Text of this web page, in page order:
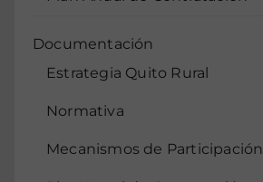
Documentación
Estrategia Quito Rural
Normativa
Mecanismos de Participación